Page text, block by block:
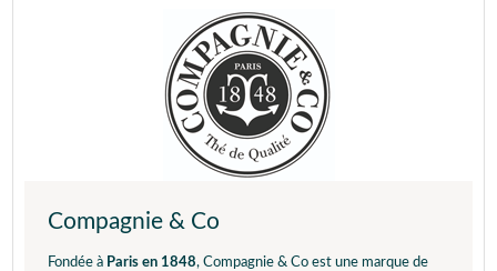
Compagnie & Co
Fondée à Paris en 1848, Compagnie & Co est une marque de